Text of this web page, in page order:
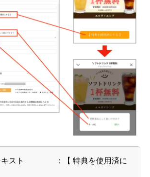
キスト ：【 特典を使用済に